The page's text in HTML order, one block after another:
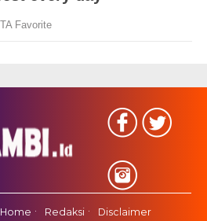
Home Redaksi Disclaimer